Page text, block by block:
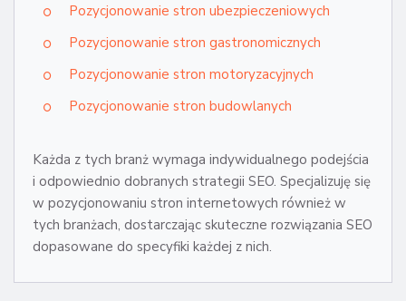
Pozycjonowanie stron ubezpieczeniowych
Pozycjonowanie stron gastronomicznych
Pozycjonowanie stron motoryzacyjnych
Pozycjonowanie stron budowlanych
Każda z tych branż wymaga indywidualnego podejścia
i odpowiednio dobranych strategii SEO. Specjalizuję się
w pozycjonowaniu stron internetowych również w
tych branżach, dostarczając skuteczne rozwiązania SEO
dopasowane do specyfiki każdej z nich.